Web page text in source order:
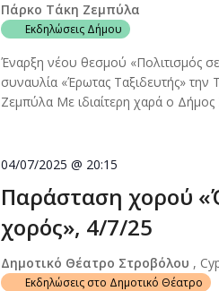
Πάρκο Τάκη Ζεμπύλα
Εκδηλώσεις Δήμου
Έναρξη νέου θεσμού «Πολιτισμός
συναυλία «Έρωτας Ταξιδευτής»
Ζεμπύλα Με ιδιαίτερη χαρά ο
Παράσταση χορού
χορός», 4/7/25
04/07/2025 @ 20:15
Δημοτικό Θέατρο Στροβόλου ,
Εκδηλώσεις στο Δημοτικό Θέατρο